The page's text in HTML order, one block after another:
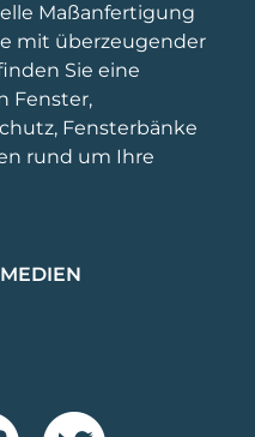
Maßanfertigung
mit überzeugender
Sie eine
Fenster,
Fensterbänke
rund um Ihre